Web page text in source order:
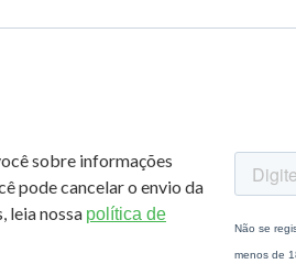
sobre informações
pode cancelar o envio da
leia nossa política de